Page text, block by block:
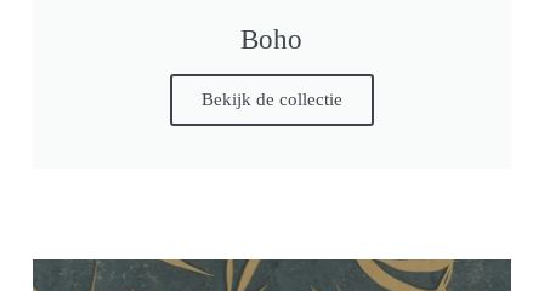
Boho
Bekijk de collectie